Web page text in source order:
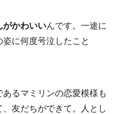
がかわいいんです。一途に
に何度号泣したこと
るマミリンの恋愛模様も
友だちができて。人とし